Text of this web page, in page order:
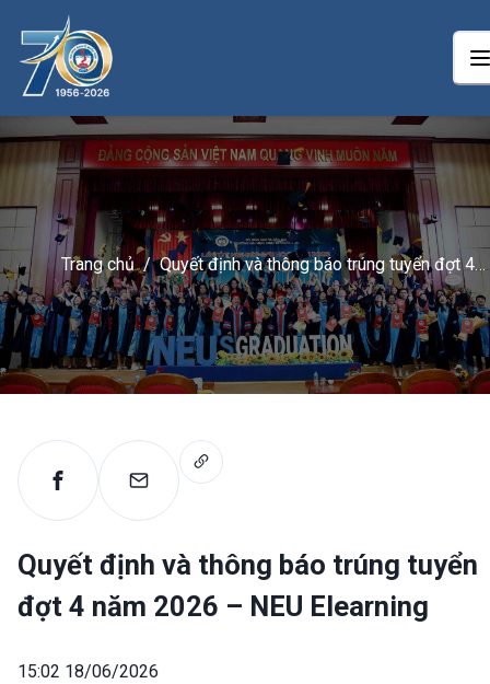
Trang chủ / Quyết định và thông báo trúng tuyển đợt 4
năm 2026 – NEU Elearning
Quyết định và thông báo trúng tuyển
đợt 4 năm 2026 – NEU Elearning
15:02 18/06/2026